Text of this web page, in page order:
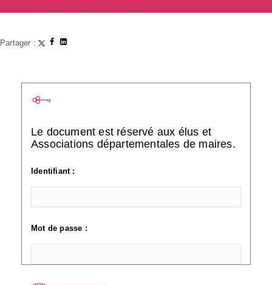
Partager :
Le document est réservé aux élus et
Associations départementales de maires.
Identifiant :
Mot de passe :